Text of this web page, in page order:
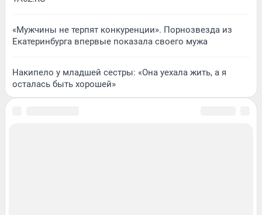
«Мужчины не терпят конкуренции». Порнозвезда из
Екатеринбурга впервые показала своего мужа
Накипело у младшей сестры: «Она уехала жить, а я
осталась быть хорошей»